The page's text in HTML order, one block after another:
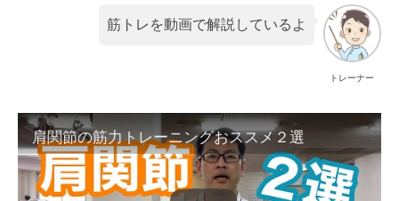
トレーナー
筋トレを動画で解説しているよ
肩関節の筋力トレーニングおススメ２選